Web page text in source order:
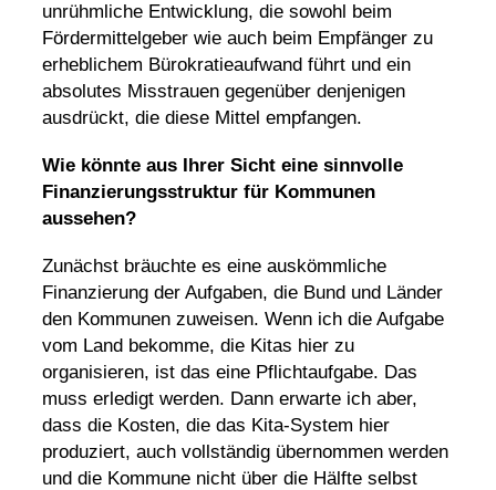
unrühmliche Entwicklung, die sowohl beim
Fördermittelgeber wie auch beim Empfänger zu
erheblichem Bürokratieaufwand führt und ein
absolutes Misstrauen gegenüber denjenigen
ausdrückt, die diese Mittel empfangen.
Wie könnte aus Ihrer Sicht eine sinnvolle
Finanzierungsstruktur für Kommunen
aussehen?
Zunächst bräuchte es eine auskömmliche
Finanzierung der Aufgaben, die Bund und Länder
den Kommunen zuweisen. Wenn ich die Aufgabe
vom Land bekomme, die Kitas hier zu
organisieren, ist das eine Pflichtaufgabe. Das
muss erledigt werden. Dann erwarte ich aber,
dass die Kosten, die das Kita-System hier
produziert, auch vollständig übernommen werden
und die Kommune nicht über die Hälfte selbst